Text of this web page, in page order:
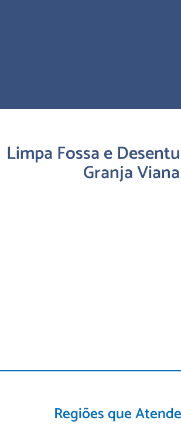
Limpa Fossa e
Granja Viana
Regiões que